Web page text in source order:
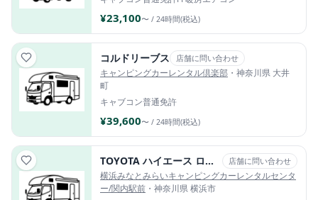
¥23,100〜 / 24時間(税込)
コルドリーブス 店舗に問い合わせ
キャンピングカーレンタル倶楽部 ・神奈川県 大井
町
キャブコン普通免許
¥39,600〜 / 24時間(税込)
TOYOTA ハイエース ロビンソンAI（エーアイ） 店舗に問い合わせ
横浜みなとみらいキャンピングカーレンタルセンタ
ー/関内駅前 ・神奈川県 横浜市